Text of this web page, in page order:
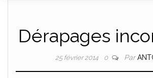
Dérapages
25 février 2014 0 Par